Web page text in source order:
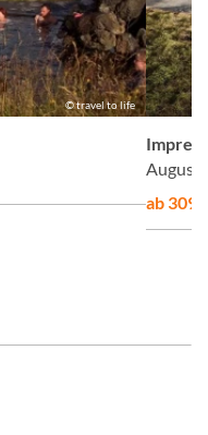
© travel to life
August
ab